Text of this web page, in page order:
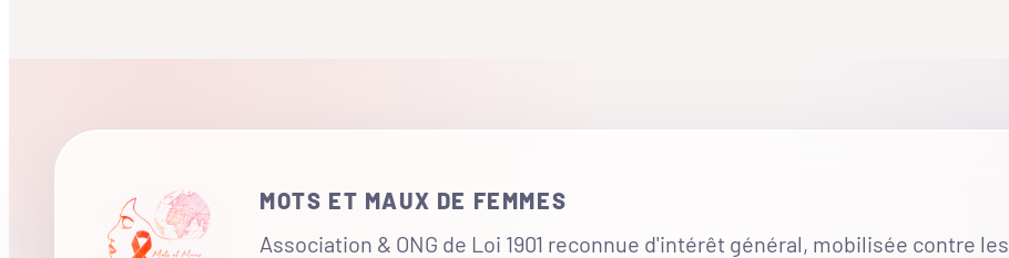
MOTS ET MAUX DE FEMMES
Association & ONG de Loi 1901 reconnue d'intérêt général, mobilisée contre les